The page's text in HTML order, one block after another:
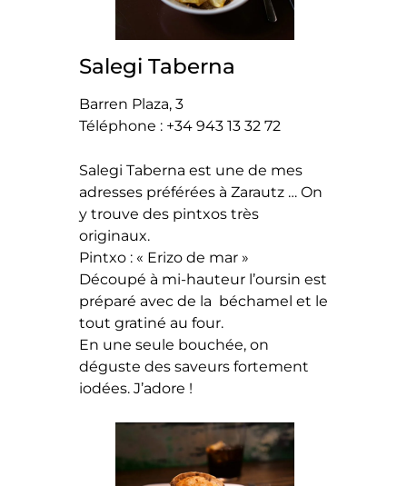
Salegi Taberna
Barren Plaza, 3
Téléphone : +34 943 13 32 72
Salegi Taberna est une de mes
adresses préférées à Zarautz … On
y trouve des pintxos très
originaux.
Pintxo : « Erizo de mar »
Découpé à mi-hauteur l’oursin est
préparé avec de la béchamel et le
tout gratiné au four.
En une seule bouchée, on
déguste des saveurs fortement
iodées. J’adore !